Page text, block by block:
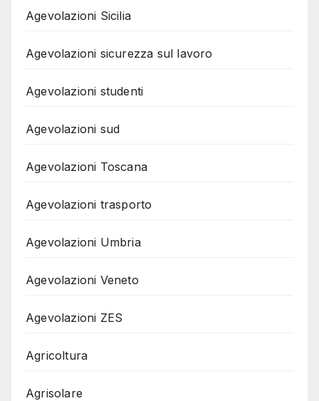
Agevolazioni Sicilia
Agevolazioni sicurezza sul lavoro
Agevolazioni studenti
Agevolazioni sud
Agevolazioni Toscana
Agevolazioni trasporto
Agevolazioni Umbria
Agevolazioni Veneto
Agevolazioni ZES
Agricoltura
Agrisolare